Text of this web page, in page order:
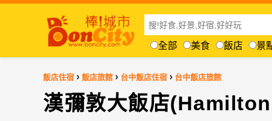
全部 美食 飯店 景
飯店住宿 › 飯店旅館 › 台中飯店住宿 › 台中飯店旅館
漢彌敦大飯店